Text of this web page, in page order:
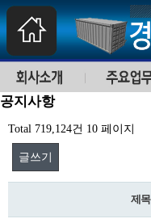
공지사항
Total 719,124건 10 페이지
글쓰기
제목